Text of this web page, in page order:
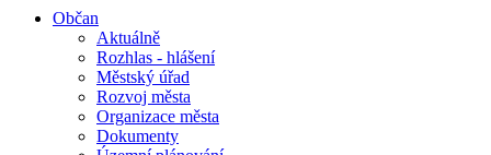
Občan
Aktuálně
Rozhlas - hlášení
Městský úřad
Rozvoj města
Organizace města
Dokumenty